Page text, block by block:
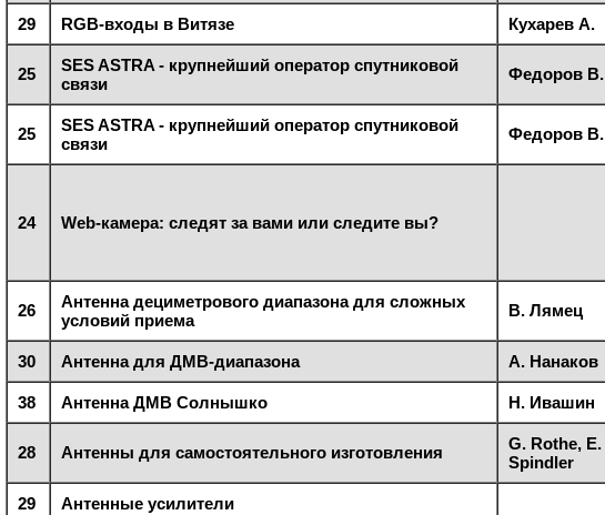
29 RGB-входы в Витязе Кухарев А.
25
SES ASTRA - крупнейший оператор спутниковой
связи
Федоров В.
25
SES ASTRA - крупнейший оператор спутниковой
связи
Федоров В.
24 Web-камера: следят за вами или следите вы?
26
Антенна дециметрового диапазона для сложных
условий приема
В. Лямец
30 Антенна для ДМВ-диапазона А. Нанаков
38 Антенна ДМВ Солнышко Н. Ивашин
28 Антенны для самостоятельного изготовления
G. Rothe, E.
Spindler
29 Антенные усилители